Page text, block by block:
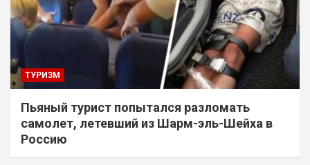
ТУРИЗМ
Пьяный турист попытался разломать
самолет, летевший из Шарм-эль-Шейха в
Россию